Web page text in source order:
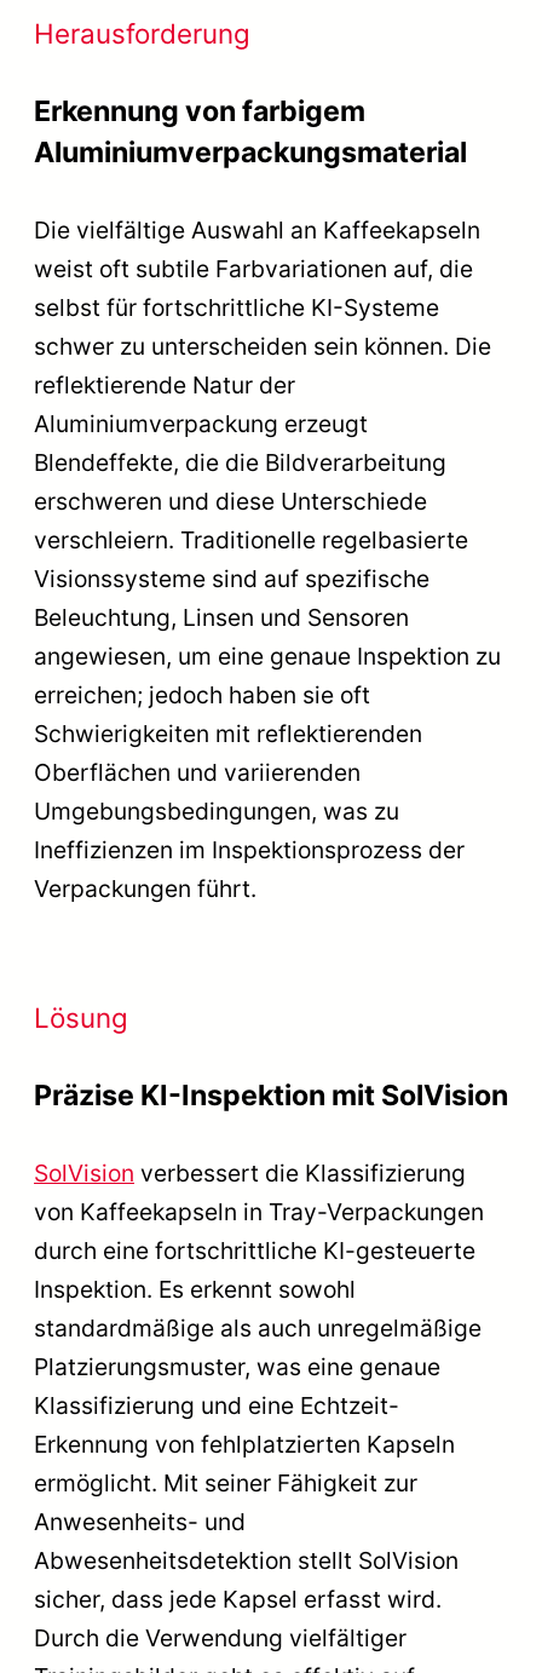
Herausforderung
Erkennung von farbigem
Aluminiumverpackungsmaterial
Die vielfältige Auswahl an Kaffeekapseln
weist oft subtile Farbvariationen auf, die
selbst für fortschrittliche KI-Systeme
schwer zu unterscheiden sein können. Die
reflektierende Natur der
Aluminiumverpackung erzeugt
Blendeffekte, die die Bildverarbeitung
erschweren und diese Unterschiede
verschleiern. Traditionelle regelbasierte
Visionssysteme sind auf spezifische
Beleuchtung, Linsen und Sensoren
angewiesen, um eine genaue Inspektion zu
erreichen; jedoch haben sie oft
Schwierigkeiten mit reflektierenden
Oberflächen und variierenden
Umgebungsbedingungen, was zu
Ineffizienzen im Inspektionsprozess der
Verpackungen führt.
Lösung
Präzise KI-Inspektion mit SolVision
SolVision verbessert die Klassifizierung
von Kaffeekapseln in Tray-Verpackungen
durch eine fortschrittliche KI-gesteuerte
Inspektion. Es erkennt sowohl
standardmäßige als auch unregelmäßige
Platzierungsmuster, was eine genaue
Klassifizierung und eine Echtzeit-
Erkennung von fehlplatzierten Kapseln
ermöglicht. Mit seiner Fähigkeit zur
Anwesenheits- und
Abwesenheitsdetektion stellt SolVision
sicher, dass jede Kapsel erfasst wird.
Durch die Verwendung vielfältiger